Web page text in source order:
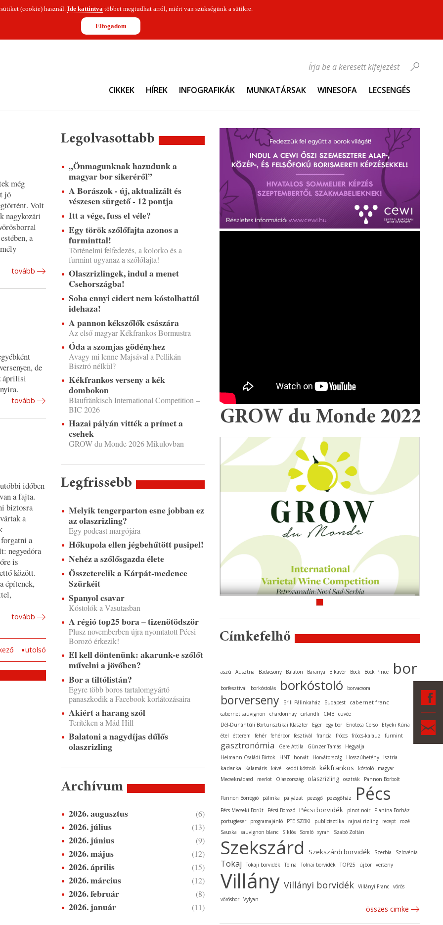
(cookie) használ.Ide kattintvatöbbet megtudhat arról, miért van szükségünk a sütikre.
Elfogadom
CIKKEK HÍREK INFOGRAFIKÁK MUNKATÁRSAK WINESOFA LECSENGÉS
Írja be a keresett kifejezést
még
jó
Volt
nagykozári
a
tovább
de
áprilisi
tovább
időben
a fajta.
biztosra
a
a
negyedóra
is
között.
építenek,
tovább
utolsó
Legolvasottabb
„Önmagunknak hazudunk a
magyar bor sikeréről”
A Borászok - új, aktualizált és
vészesen sürgető - 12 pontja
Itt a vége, fuss el véle?
Egy török szőlőfajta azonos a
furminttal!
Történelmi felfedezés, a kolorko és a
furmint ugyanaz a szőlőfajta!
Olaszrizlingek, indul a menet
Csehországba!
Soha ennyi cidert nem kóstolhattál
idehaza!
A pannon kékszőlők császára
Az első magyar Kékfrankos Bormustra
Óda a szomjas gödényhez
Avagy mi lenne Majsával a Pellikán
Bisztró nélkül?
Kékfrankos verseny a kék
dombokon
Blaufränkisch International Competition –
BIC 2026
Hazai pályán vitték a prímet a
csehek
GROW du Monde 2026 Mikulovban
Legfrissebb
Melyik tengerparton esne jobban ez
az olaszrizling?
Egy podcast margójára
Hőkupola ellen jégbehűtött pusipel!
Nehéz a szőlősgazda élete
Összeterelik a Kárpát-medence
Szürkéit
Spanyol csavar
Kóstolók a Vasutasban
A régió top25 bora – tizenötödször
Plusz novemberben újra nyomtatott Pécsi
Borozó érkezik!
El kell döntenünk: akarunk-e szőlőt
művelni a jövőben?
Bor a tiltólistán?
Egyre több boros tartalomgyártó
panaszkodik a Facebook korlátozásaira
Akiért a harang szól
Terítéken a Mád Hill
Balatoni a nagydíjas dűlős
olaszrizling
Archívum
2026. augusztus (6)
2026. július (13)
2026. június (9)
2026. május (12)
2026. április (15)
2026. március (12)
2026. február (8)
2026. január (11)
GROW du Monde 2022
Címkefelhő
aszú Ausztria Badacsony Balaton Baranya Bikavér Bock Bock Pince bor
borfesztivál borkóstolás borkóstoló borvacsora
borverseny Brill Pálinkaház Budapest cabernet franc
cabernet sauvignon chardonnay cirfandli CMB cuvée
Dél-Dunántúli Borturisztikai Klaszter
Eger egy bor Enoteca Corso
Etyeki Kúria
étel
étterem fehér fehérbor fesztivál francia fröccs fröccs-kalauz furmint
gasztronómia Gere Attila Günzer Tamás
Hegyalja
Heimann Családi Birtok
HNT horvát Horvátország Hosszúhetény Isztria
kadarka Kalamáris kávé keddi kóstoló kékfrankos kóstoló
magyar
Mecseknádasd
merlot Olaszország olaszrizling osztrák Pannon Borbolt
Pannon Borrégió pálinka pályázat pezsgő pezsgőház Pécs
Pécs-Mecseki Borút Pécsi Borozó Pécsi borvidék pinot noir
Planina Borház
portugieser
programajánló PTE SZBKI publicisztika rajnai rizling recept
rozé
Sauska
sauvignon blanc Siklós Somló syrah Szabó Zoltán
Szekszárd Szekszárdi borvidék Szerbia Szlovénia
Tokaj Tokaji borvidék Tolna Tolnai borvidék TOP25 újbor verseny
Villány Villányi borvidék Villányi Franc vörös
vörösbor Vylyan
összes cimke